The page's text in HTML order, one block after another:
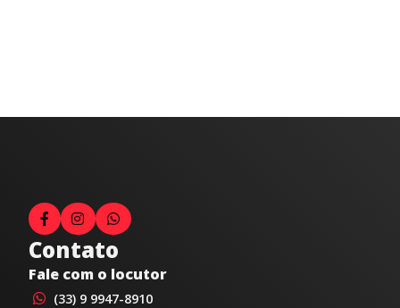
Contato
Fale com o locutor
(33) 9 9947-8910